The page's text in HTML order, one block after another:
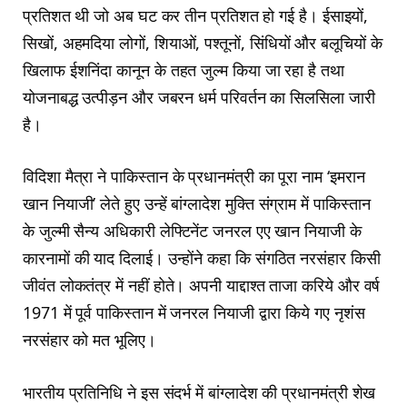
प्रतिशत थी जो अब घट कर तीन प्रतिशत हो गई है। ईसाइयों,
सिखों, अहमदिया लोगों, शियाओं, पश्तूनों, सिंधियों और बलूचियों के
खिलाफ ईशनिंदा कानून के तहत जुल्म किया जा रहा है तथा
योजनाबद्ध उत्पीड़न और जबरन धर्म परिवर्तन का सिलसिला जारी
है।
विदिशा मैत्रा ने पाकिस्तान के प्रधानमंत्री का पूरा नाम ‘इमरान
खान नियाजी’ लेते हुए उन्हें बांग्लादेश मुक्ति संग्राम में पाकिस्तान
के जुल्मी सैन्य अधिकारी लेफ्टिनेंट जनरल एए खान नियाजी के
कारनामों की याद दिलाई। उन्होंने कहा कि संगठित नरसंहार किसी
जीवंत लोकतंत्र में नहीं होते। अपनी याद्दाश्त ताजा करिये और वर्ष
1971 में पूर्व पाकिस्तान में जनरल नियाजी द्वारा किये गए नृशंस
नरसंहार को मत भूलिए।
भारतीय प्रतिनिधि ने इस संदर्भ में बांग्लादेश की प्रधानमंत्री शेख